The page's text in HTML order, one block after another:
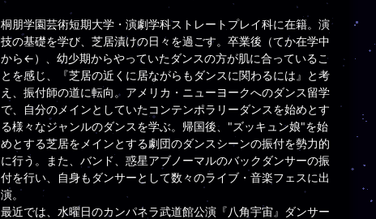
桐朋学園芸術短期大学・演劇学科ストレートプレイ科に在籍。演
技の基礎を学び、芝居漬けの日々を過ごす。卒業後（てか在学中
から←）、幼少期からやっていたダンスの方が肌に合っているこ
とを感じ、『芝居の近くに居ながらもダンスに関わるには』と考
え、振付師の道に転向。アメリカ・ニューヨークへのダンス留学
で、自分のメインとしていたコンテンポラリーダンスを始めとす
る様々なジャンルのダンスを学ぶ。帰国後、"ズッキュン娘"を始
めとする芝居をメインとする劇団のダンスシーンの振付を勢力的
に行う。また、バンド、惑星アブノーマルのバックダンサーの振
付を行い、自身もダンサーとして数々のライブ・音楽フェスに出
演。
最近では、水曜日のカンパネラ武道館公演『八角宇宙』ダンサー